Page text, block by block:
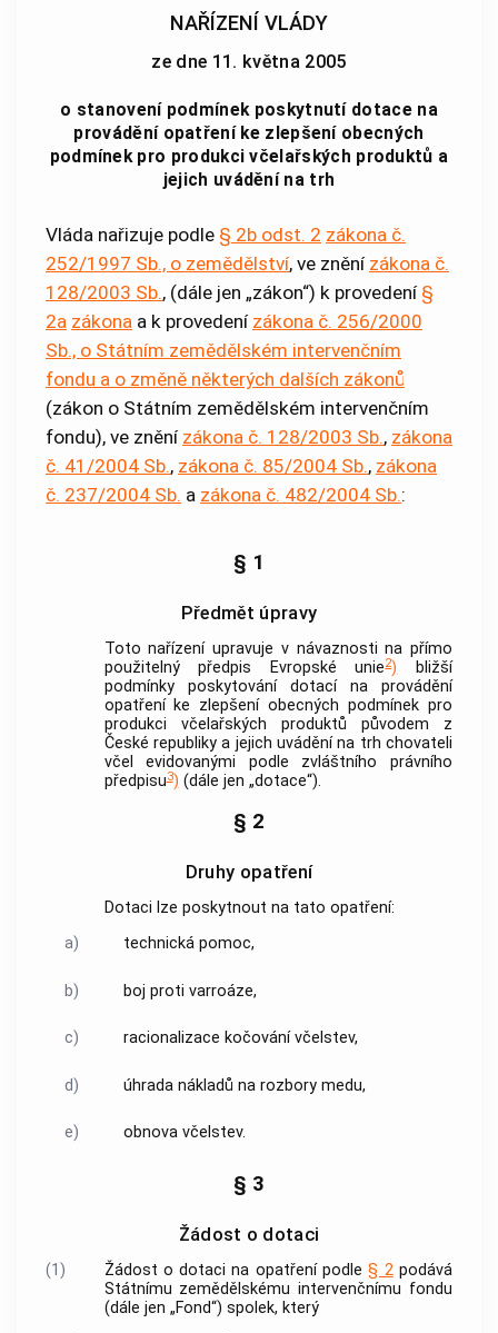
NAŘÍZENÍ VLÁDY
ze dne 11. května 2005
o stanovení podmínek poskytnutí dotace na
provádění opatření ke zlepšení obecných
podmínek pro produkci včelařských produktů a
jejich uvádění na trh
Vláda nařizuje podle § 2b odst. 2 zákona č.
252/1997 Sb., o zemědělství, ve znění zákona č.
128/2003 Sb., (dále jen „zákon“) k provedení §
2a zákona a k provedení zákona č. 256/2000
Sb., o Státním zemědělském intervenčním
fondu a o změně některých dalších zákonů
(zákon o Státním zemědělském intervenčním
fondu), ve znění zákona č. 128/2003 Sb., zákona
č. 41/2004 Sb., zákona č. 85/2004 Sb., zákona
č. 237/2004 Sb. a zákona č. 482/2004 Sb.:
§ 1
Předmět úpravy
Toto nařízení upravuje v návaznosti na přímo
použitelný předpis Evropské unie2) bližší
podmínky poskytování dotací na provádění
opatření ke zlepšení obecných podmínek pro
produkci včelařských produktů původem z
České republiky a jejich uvádění na trh chovateli
včel evidovanými podle zvláštního právního
předpisu3) (dále jen „dotace“).
§ 2
Druhy opatření
Dotaci lze poskytnout na tato opatření:
a)
technická pomoc,
b) boj proti varroáze,
c) racionalizace kočování včelstev,
d) úhrada nákladů na rozbory medu,
e) obnova včelstev.
§ 3
Žádost o dotaci
(1) Žádost o dotaci na opatření podle§ 2podává
Státnímu zemědělskému intervenčnímu fondu
(dále jen „Fond“) spolek, který